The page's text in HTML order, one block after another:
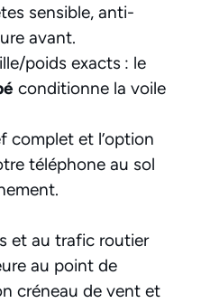
sensible, anti-
avant.
poids exacts : le
conditionne la voile
complet et l’option
téléphone au sol
et au trafic routier
au point de
créneau de vent et